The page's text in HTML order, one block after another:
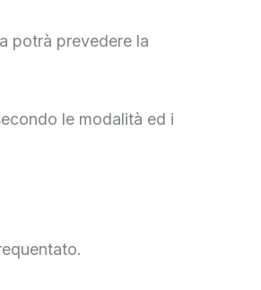
potrà prevedere la
le modalità ed i